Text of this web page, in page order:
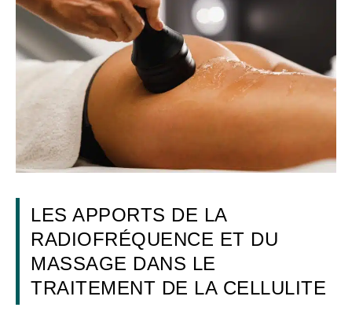
LES APPORTS DE LA
RADIOFRÉQUENCE ET DU
MASSAGE DANS LE
TRAITEMENT DE LA CELLULITE